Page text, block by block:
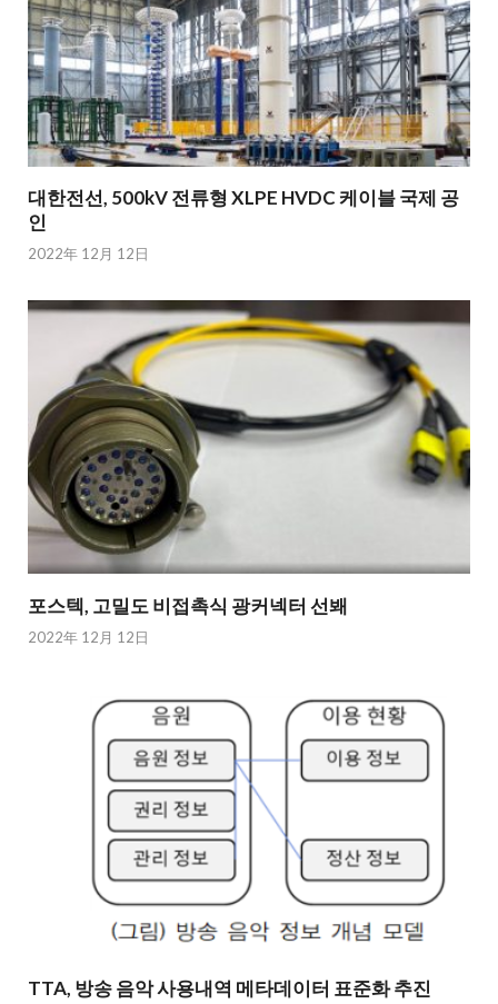
대한전선, 500kV 전류형 XLPE HVDC 케이블 국제 공
인
2022年 12月 12日
포스텍, 고밀도 비접촉식 광커넥터 선봬
2022年 12月 12日
TTA, 방송 음악 사용내역 메타데이터 표준화 추진